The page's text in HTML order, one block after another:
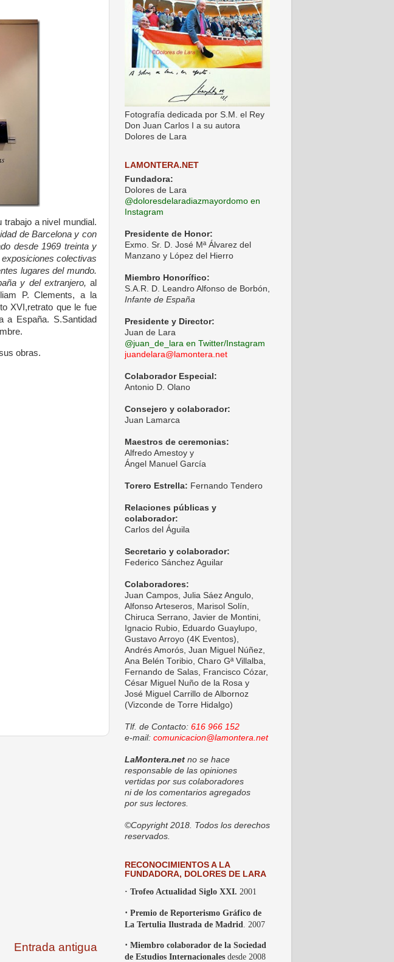
a nivel mundial.
de Barcelona y con
desde 1969 treinta y
colectivas
lugares del mundo.
y del extranjero, al
P. Clements, a la
XVI,retrato que le fue
a España. S.Santidad
obras.
Entrada antigua
Fotografía dedicada por S.M. el Rey
Don Juan Carlos I a su autora
Dolores de Lara
LAMONTERA.NET
Fundadora:
Dolores de Lara
@doloresdelaradiazmayordomo en
Instagram
Presidente de Honor:
Exmo. Sr. D. José Mª Álvarez del
Manzano y López del Hierro
Miembro Honorífico:
S.A.R. D. Leandro Alfonso de Borbón,
Infante de España
Presidente y Director:
Juan de Lara
@juan_de_lara en Twitter/Instagram
juandelara@lamontera.net
Colaborador Especial:
Antonio D. Olano
Consejero y colaborador:
Juan Lamarca
Maestros de ceremonias:
Alfredo Amestoy y
Ángel Manuel García
Torero Estrella: Fernando Tendero
Relaciones públicas y
colaborador:
Carlos del Águila
Secretario y colaborador:
Federico Sánchez Aguilar
Colaboradores:
Juan Campos, Julia Sáez Angulo,
Alfonso Arteseros, Marisol Solín,
Chiruca Serrano, Javier de Montini,
Ignacio Rubio, Eduardo Guaylupo,
Gustavo Arroyo (4K Eventos),
Andrés Amorós, Juan Miguel Núñez,
Ana Belén Toribio, Charo Gª Villalba,
Fernando de Salas, Francisco Cózar,
César Miguel Nuño de la Rosa y
José Miguel Carrillo de Albornoz
(Vizconde de Torre Hidalgo)
Tlf. de Contacto: 616 966 152
e-mail: comunicacion@lamontera.net
LaMontera.net no se hace
responsable de las opiniones
vertidas por sus colaboradores
ni de los comentarios agregados
por sus lectores.
©Copyright 2018. Todos los derechos
reservados.
RECONOCIMIENTOS A LA
FUNDADORA, DOLORES DE LARA
· Trofeo Actualidad Siglo XXI. 2001
· Premio de Reporterismo Gráfico de
La Tertulia Ilustrada de Madrid . 2007
· Miembro colaborador de la Sociedad
de Estudios Internacionales desde 2008